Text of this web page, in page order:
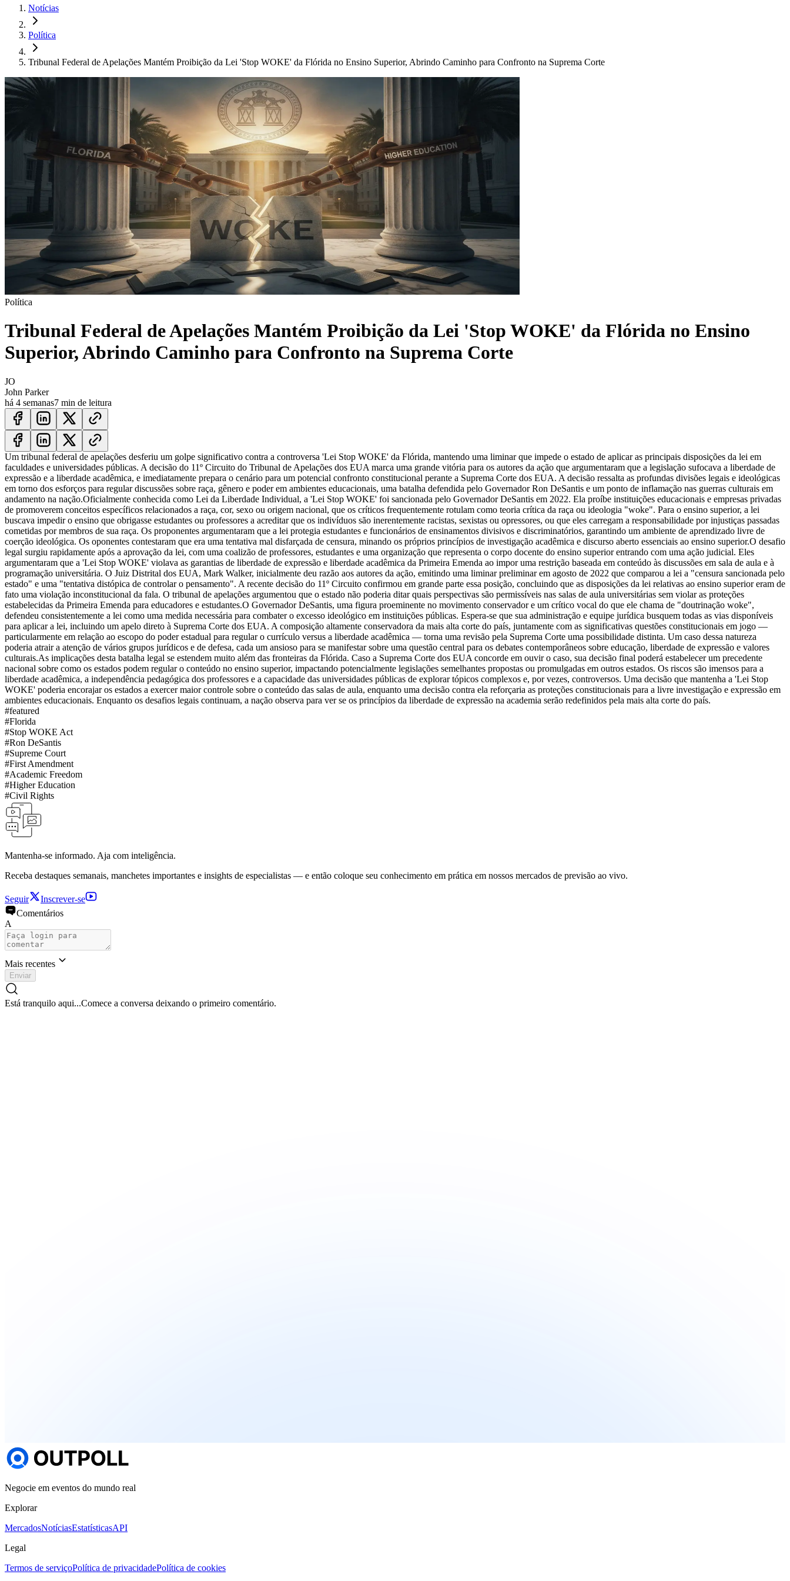
Notícias
Política
Tribunal Federal de Apelações Mantém Proibição da Lei 'Stop WOKE' da Flórida no Ensino Superior, Abrindo Caminho para Confronto na Suprema Corte
Política
Tribunal Federal de Apelações Mantém Proibição da Lei 'Stop WOKE' da Flórida no Ensino
Superior, Abrindo Caminho para Confronto na Suprema Corte
JO
John Parker
há 4 semanas7 min de leitura
Um tribunal federal de apelações desferiu um golpe significativo contra a controversa 'Lei Stop WOKE' da Flórida, mantendo uma liminar que impede o estado de aplicar as principais disposições da lei em
faculdades e universidades públicas. A decisão do 11º Circuito do Tribunal de Apelações dos EUA marca uma grande vitória para os autores da ação que argumentaram que a legislação sufocava a liberdade de
expressão e a liberdade acadêmica, e imediatamente prepara o cenário para um potencial confronto constitucional perante a Suprema Corte dos EUA. A decisão ressalta as profundas divisões legais e ideológicas
em torno dos esforços para regular discussões sobre raça, gênero e poder em ambientes educacionais, uma batalha defendida pelo Governador Ron DeSantis e um ponto de inflamação nas guerras culturais em
andamento na nação.Oficialmente conhecida como Lei da Liberdade Individual, a 'Lei Stop WOKE' foi sancionada pelo Governador DeSantis em 2022. Ela proíbe instituições educacionais e empresas privadas
de promoverem conceitos específicos relacionados a raça, cor, sexo ou origem nacional, que os críticos frequentemente rotulam como teoria crítica da raça ou ideologia "woke". Para o ensino superior, a lei
buscava impedir o ensino que obrigasse estudantes ou professores a acreditar que os indivíduos são inerentemente racistas, sexistas ou opressores, ou que eles carregam a responsabilidade por injustiças passadas
cometidas por membros de sua raça. Os proponentes argumentaram que a lei protegia estudantes e funcionários de ensinamentos divisivos e discriminatórios, garantindo um ambiente de aprendizado livre de
coerção ideológica. Os oponentes contestaram que era uma tentativa mal disfarçada de censura, minando os próprios princípios de investigação acadêmica e discurso aberto essenciais ao ensino superior.O desafio
legal surgiu rapidamente após a aprovação da lei, com uma coalizão de professores, estudantes e uma organização que representa o corpo docente do ensino superior entrando com uma ação judicial. Eles
argumentaram que a 'Lei Stop WOKE' violava as garantias de liberdade de expressão e liberdade acadêmica da Primeira Emenda ao impor uma restrição baseada em conteúdo às discussões em sala de aula e à
programação universitária. O Juiz Distrital dos EUA, Mark Walker, inicialmente deu razão aos autores da ação, emitindo uma liminar preliminar em agosto de 2022 que comparou a lei a "censura sancionada pelo
estado" e uma "tentativa distópica de controlar o pensamento". A recente decisão do 11º Circuito confirmou em grande parte essa posição, concluindo que as disposições da lei relativas ao ensino superior eram de
fato uma violação inconstitucional da fala. O tribunal de apelações argumentou que o estado não poderia ditar quais perspectivas são permissíveis nas salas de aula universitárias sem violar as proteções
estabelecidas da Primeira Emenda para educadores e estudantes.O Governador DeSantis, uma figura proeminente no movimento conservador e um crítico vocal do que ele chama de "doutrinação woke",
defendeu consistentemente a lei como uma medida necessária para combater o excesso ideológico em instituições públicas. Espera-se que sua administração e equipe jurídica busquem todas as vias disponíveis
para aplicar a lei, incluindo um apelo direto à Suprema Corte dos EUA. A composição altamente conservadora da mais alta corte do país, juntamente com as significativas questões constitucionais em jogo —
particularmente em relação ao escopo do poder estadual para regular o currículo versus a liberdade acadêmica — torna uma revisão pela Suprema Corte uma possibilidade distinta. Um caso dessa natureza
poderia atrair a atenção de vários grupos jurídicos e de defesa, cada um ansioso para se manifestar sobre uma questão central para os debates contemporâneos sobre educação, liberdade de expressão e valores
culturais.As implicações desta batalha legal se estendem muito além das fronteiras da Flórida. Caso a Suprema Corte dos EUA concorde em ouvir o caso, sua decisão final poderá estabelecer um precedente
nacional sobre como os estados podem regular o conteúdo no ensino superior, impactando potencialmente legislações semelhantes propostas ou promulgadas em outros estados. Os riscos são imensos para a
liberdade acadêmica, a independência pedagógica dos professores e a capacidade das universidades públicas de explorar tópicos complexos e, por vezes, controversos. Uma decisão que mantenha a 'Lei Stop
WOKE' poderia encorajar os estados a exercer maior controle sobre o conteúdo das salas de aula, enquanto uma decisão contra ela reforçaria as proteções constitucionais para a livre investigação e expressão em
ambientes educacionais. Enquanto os desafios legais continuam, a nação observa para ver se os princípios da liberdade de expressão na academia serão redefinidos pela mais alta corte do país.
#featured
#Florida
#Stop WOKE Act
#Ron DeSantis
#Supreme Court
#First Amendment
#Academic Freedom
#Higher Education
#Civil Rights
Mantenha-se informado. Aja com inteligência.
Receba destaques semanais, manchetes importantes e insights de especialistas — e então coloque seu conhecimento em prática em nossos mercados de previsão ao vivo.
Seguir
Inscrever-se
Comentários
A
Mais recentes
Enviar
Está tranquilo aqui...Comece a conversa deixando o primeiro comentário.
Negocie em eventos do mundo real
Explorar
MercadosNotíciasEstatísticasAPI
Legal
Termos de serviçoPolítica de privacidadePolítica de cookies